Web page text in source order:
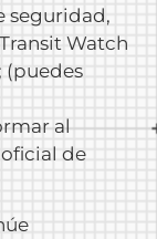
seguridad,
Watch
(puedes
al
de